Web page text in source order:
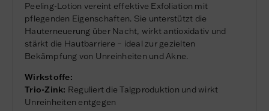
Peeling-Lotion vereint effektive Exfoliation mit
pflegenden Eigenschaften. Sie unterstützt die
Hauterneuerung über Nacht, wirkt antioxidativ und
stärkt die Hautbarriere – ideal zur gezielten
Bekämpfung von Unreinheiten und Akne.
Wirkstoffe:
Trio-Zink: Reguliert die Talgproduktion und wirkt
Unreinheiten entgegen